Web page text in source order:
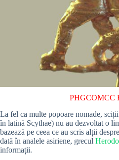
PHGCOMCC
La fel ca multe popoare nomade,
în latină Scythae) nu au dezvoltat o
bazează pe ceea ce au scris alții
dată în analele asiriene, grecul
informații.